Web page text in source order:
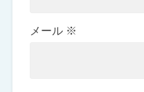
メール ※